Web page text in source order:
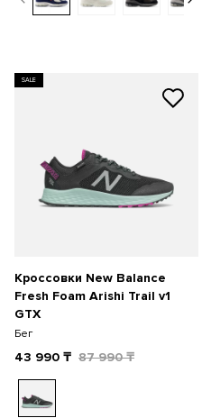
SALE
Кроссовки New Balance
Fresh Foam Arishi Trail v1
GTX
Бег
43 990 ₸ 87 990₸